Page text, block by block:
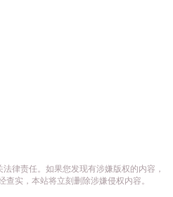
律责任。如果您发现有涉嫌版权的内容，
实，本站将立刻删除涉嫌侵权内容。